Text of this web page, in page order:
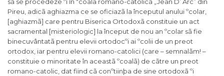
Pireu, adicã aghiazma ce se oficiazã la începutul anului ºcolar,
[aghiazmã] care pentru Biserica Ortodoxã constituie un act
sacramental [misteriologic] la început de nou an ºcolar sã fie
binecuvântatã pentru elevii ortodocºi ai ºcolii de un preot
ortodox, iar pentru elevii romano-catolici (care – semnalãm! –
constituie o minoritate în aceastã ºcoalã) de cãtre un preot
romano-catolic, dat fiind cã conºtiinþa de sine ortodoxã ºi